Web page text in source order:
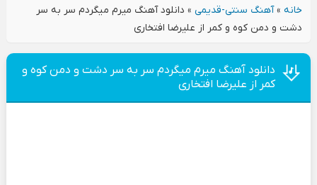
خانه»آهنگ سنتی-قدیمی» دانلود آهنگ میرم میگردم سر به سر
دشت و دمن کوه و کمر از علیرضا افتخاری
دانلود آهنگ میرم میگردم سر به سر دشت و دمن کوه و
کمر از علیرضا افتخاری